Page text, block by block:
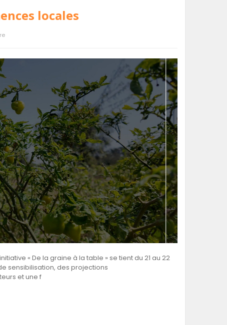
locales
« De la graine à la table » se tient du 21 au 22
sensibilisation, des projections
et une f